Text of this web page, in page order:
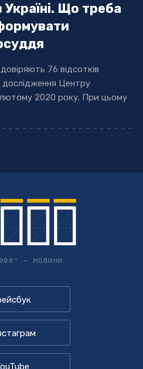
Що треба
76 відсотків
дослідження Центру
2020 року. При цьому
– НОВИНИ